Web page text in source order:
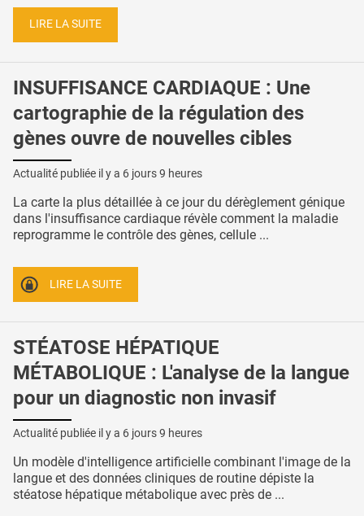
LIRE LA SUITE
INSUFFISANCE CARDIAQUE : Une
cartographie de la régulation des
gènes ouvre de nouvelles cibles
Actualité publiée il y a 6 jours 9 heures
La carte la plus détaillée à ce jour du dérèglement génique
dans l'insuffisance cardiaque révèle comment la maladie
reprogramme le contrôle des gènes, cellule ...
LIRE LA SUITE
STÉATOSE HÉPATIQUE
MÉTABOLIQUE : L'analyse de la langue
pour un diagnostic non invasif
Actualité publiée il y a 6 jours 9 heures
Un modèle d'intelligence artificielle combinant l'image de la
langue et des données cliniques de routine dépiste la
stéatose hépatique métabolique avec près de ...